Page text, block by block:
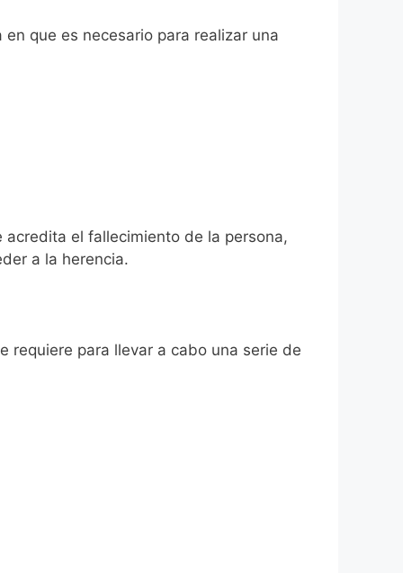
que es necesario para realizar una
el fallecimiento de la persona,
a la herencia.
requiere para llevar a cabo una serie de